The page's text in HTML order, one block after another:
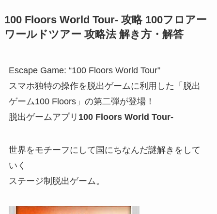
100 Floors World Tour- 攻略 100フロアー
ワールドツアー 攻略法 解き方・解答
Escape Game: “100 Floors World Tour”
スマホ独特の操作を脱出ゲームに利用した「脱出
ゲーム100 Floors」の第二弾が登場！
脱出ゲームアプリ 100 Floors World Tour-
世界をモチーフにして国にちなんだ謎解きをして
いく
ステージ制脱出ゲーム。